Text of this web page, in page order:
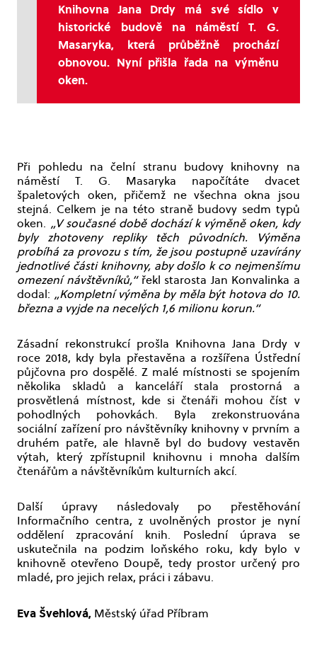
Knihovna Jana Drdy má své sídlo v
historické budově na náměstí T. G.
Masaryka, která průběžně prochází
obnovou. Nyní přišla řada na výměnu
oken.
Při pohledu na čelní stranu budovy knihovny na
náměstí T. G. Masaryka napočítáte dvacet
špaletových oken, přičemž ne všechna okna jsou
stejná. Celkem je na této straně budovy sedm typů
oken. „V současné době dochází k výměně oken, kdy
byly zhotoveny repliky těch původních. Výměna
probíhá za provozu s tím, že jsou postupně uzavírány
jednotlivé části knihovny, aby došlo k co nejmenšímu
omezení návštěvníků,“řekl starosta Jan Konvalinka a
dodal: „Kompletní výměna by měla být hotova do 10.
března a vyjde na necelých 1,6 milionu korun.“
Zásadní rekonstrukcí prošla Knihovna Jana Drdy v
roce 2018, kdy byla přestavěna a rozšířena Ústřední
půjčovna pro dospělé. Z malé místnosti se spojením
několika skladů a kanceláří stala prostorná a
prosvětlená místnost, kde si čtenáři mohou číst v
pohodlných pohovkách. Byla zrekonstruována
sociální zařízení pro návštěvníky knihovny v prvním a
druhém patře, ale hlavně byl do budovy vestavěn
výtah, který zpřístupnil knihovnu i mnoha dalším
čtenářům a návštěvníkům kulturních akcí.
Další úpravy následovaly po přestěhování
Informačního centra, z uvolněných prostor je nyní
oddělení zpracování knih. Poslední úprava se
uskutečnila na podzim loňského roku, kdy bylo v
knihovně otevřeno Doupě, tedy prostor určený pro
mladé, pro jejich relax, práci i zábavu.
Eva Švehlová, Městský úřad Příbram